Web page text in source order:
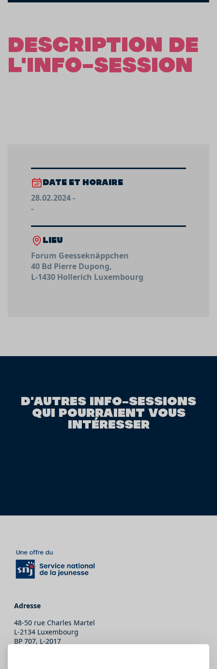
DESCRIPTION DE
L'INFO-SESSION
DATE ET HORAIRE
28.02.2024 -
-
LIEU
Forum Geesseknäppchen
40 Bd Pierre Dupong,
L-1430 Hollerich Luxembourg
D'AUTRES INFO-SESSIONS
QUI POURRAIENT VOUS
INTÉRESSER
Adresse
48-50 rue Charles Martel
L-2134 Luxembourg
BP 707, L-2017